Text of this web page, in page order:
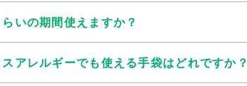
いの期間使えますか？
アレルギーでも使える手袋はどれですか？